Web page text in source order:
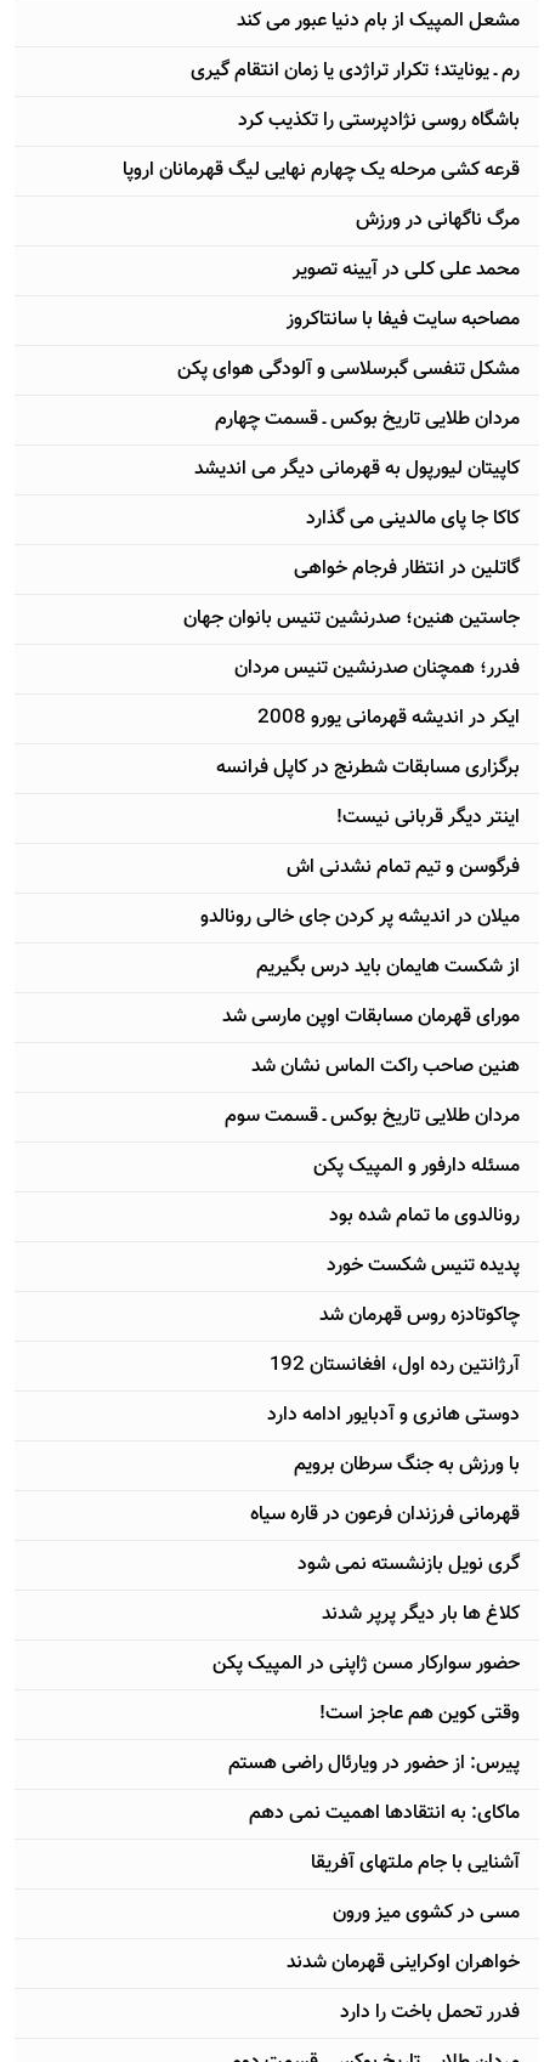
مشعل المپیک از بام دنیا عبور می کند
رم ـ یونایتد؛ تکرار تراژدی یا زمان انتقام گیری
باشگاه روسی نژادپرستی را تکذیب کرد
قرعه کشی مرحله یک چهارم نهایی لیگ قهرمانان اروپا
مرگ ناگهانی در ورزش
محمد علی کلی در آیینه تصویر
مصاحبه سایت فیفا با سانتاکروز
مشکل تنفسی گبرسلاسی و آلودگی هوای پکن
مردان طلایی تاریخ بوکس ـ قسمت چهارم
کاپیتان لیورپول به قهرمانی دیگر می اندیشد
کاکا جا پای مالدینی می گذارد
گاتلین در انتظار فرجام خواهی
جاستین هنین؛ صدرنشین تنیس بانوان جهان
فدرر؛ همچنان صدرنشین تنیس مردان
ایکر در اندیشه قهرمانی یورو 2008
برگزاری مسابقات شطرنج در کاپل فرانسه
اینتر دیگر قربانی نیست!
فرگوسن و تیم تمام نشدنی اش
میلان در اندیشه پر کردن جای خالی رونالدو
از شکست هایمان باید درس بگیریم
مورای قهرمان مسابقات اوپن مارسی شد
هنین صاحب راکت الماس نشان شد
مردان طلایی تاریخ بوکس ـ قسمت سوم
مسئله دارفور و المپیک پکن
رونالدوی ما تمام شده بود
پدیده تنیس شکست خورد
چاکوتادزه روس قهرمان شد
آرژانتین رده اول، افغانستان 192
دوستی هانری و آدبایور ادامه دارد
با ورزش به جنگ سرطان برویم
قهرمانی فرزندان فرعون در قاره سیاه
گری نویل بازنشسته نمی شود
کلاغ ها بار دیگر پرپر شدند
حضور سوارکار مسن ژاپنی در المپیک پکن
وقتی کوین هم عاجز است!
پیرس: از حضور در ویارئال راضی هستم
ماکای: به انتقادها اهمیت نمی دهم
آشنایی با جام ملتهای آفریقا
مسی در کشوی میز ورون
خواهران اوکراینی قهرمان شدند
فدرر تحمل باخت را دارد